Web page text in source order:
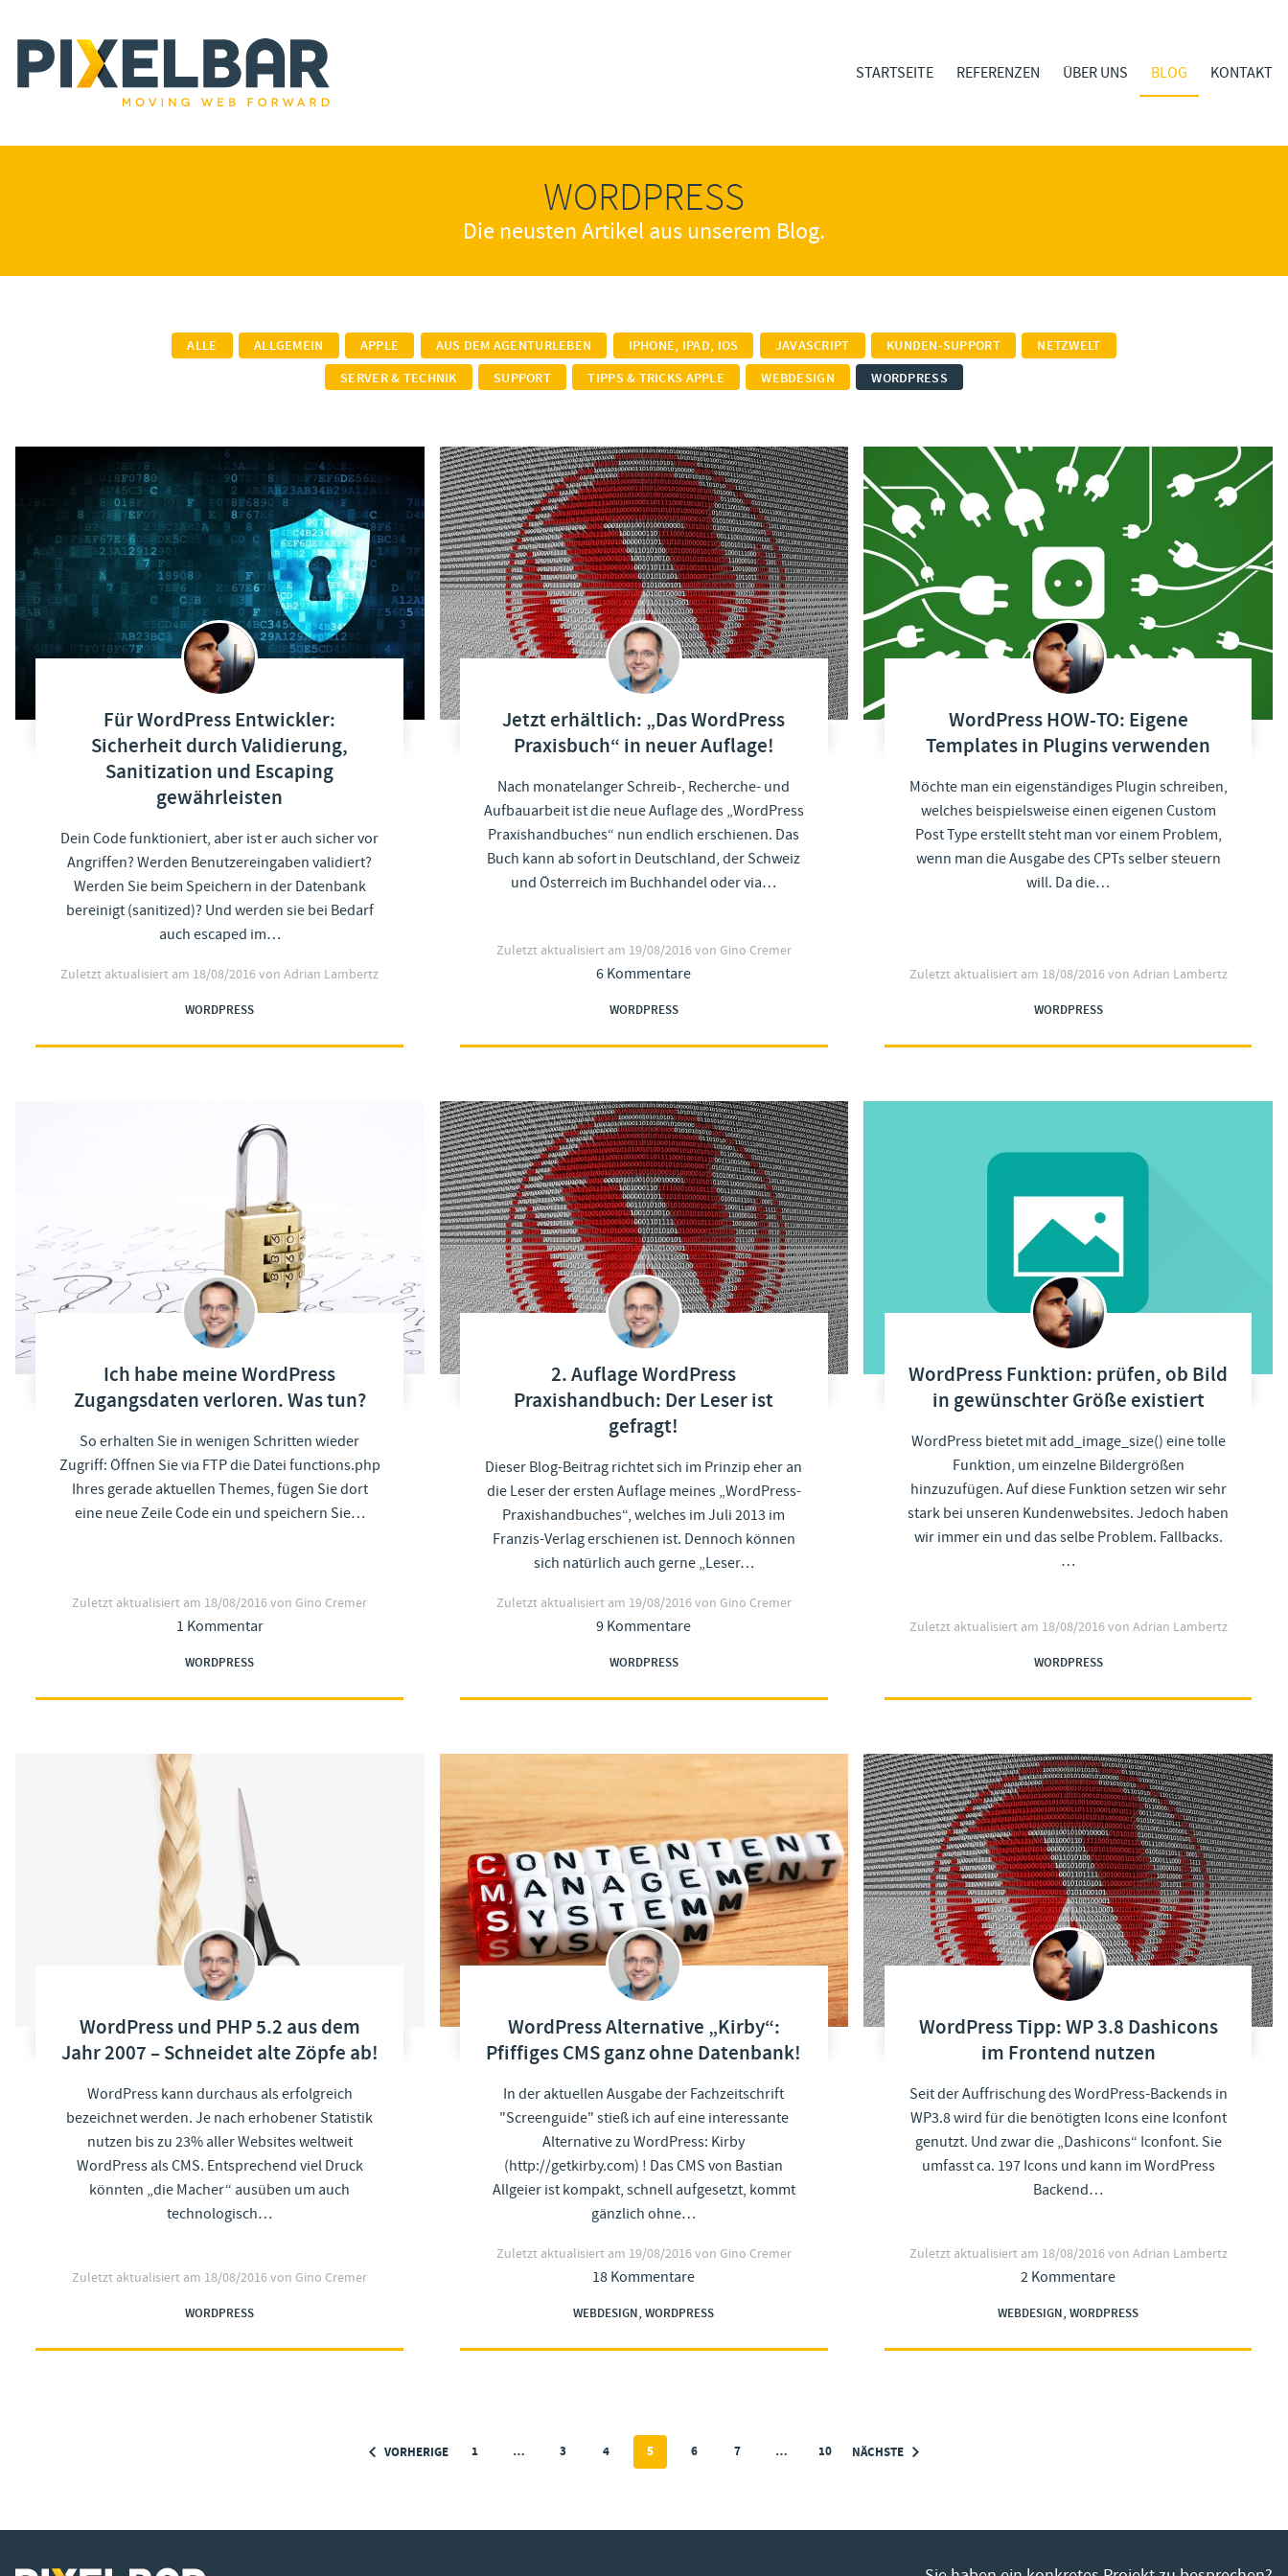
STARTSEITE REFERENZEN ÜBER UNS BLOG KONTAKT
WORDPRESS
Die neusten Artikel aus unserem Blog.
ALLE ALLGEMEIN APPLE AUS DEM AGENTURLEBEN IPHONE, IPAD, IOS JAVASCRIPT KUNDEN-SUPPORT
NETZWELT
SERVER & TECHNIK
SUPPORT TIPPS & TRICKS APPLE WEBDESIGN WORDPRESS
Für WordPress Entwickler:
Sicherheit durch Validierung,
Sanitization und Escaping
gewährleisten
Dein Code funktioniert, aber ist er auch sicher vor
Angriffen? Werden Benutzereingaben validiert?
Werden Sie beim Speichern in der Datenbank
bereinigt (sanitized)? Und werden sie bei Bedarf
auch escaped im…
Zuletzt aktualisiert am 18/08/2016von Adrian Lambertz
WORDPRESS
Jetzt erhältlich: „Das WordPress
Praxisbuch“ in neuer Auflage!
Nach monatelanger Schreib-, Recherche- und
Aufbauarbeit ist die neue Auflage des „WordPress
Praxishandbuches“ nun endlich erschienen. Das
Buch kann ab sofort in Deutschland, der Schweiz
und Österreich im Buchhandel oder via…
Zuletzt aktualisiert am 19/08/2016von Gino Cremer
6 Kommentare
WORDPRESS
WordPress HOW-TO: Eigene
Templates in Plugins verwenden
Möchte man ein eigenständiges Plugin schreiben,
welches beispielsweise einen eigenen Custom
Post Type erstellt steht man vor einem Problem,
wenn man die Ausgabe des CPTs selber steuern
will. Da die…
Zuletzt aktualisiert am 18/08/2016von Adrian Lambertz
WORDPRESS
Ich habe meine WordPress
Zugangsdaten verloren. Was tun?
So erhalten Sie in wenigen Schritten wieder
Zugriff: Öffnen Sie via FTP die Datei functions.php
Ihres gerade aktuellen Themes, fügen Sie dort
eine neue Zeile Code ein und speichern Sie…
Zuletzt aktualisiert am 18/08/2016von Gino Cremer
1 Kommentar
WORDPRESS
2. Auflage WordPress
Praxishandbuch: Der Leser ist
gefragt!
Dieser Blog-Beitrag richtet sich im Prinzip eher an
die Leser der ersten Auflage meines „WordPress-
Praxishandbuches“, welches im Juli 2013 im
Franzis-Verlag erschienen ist. Dennoch können
sich natürlich auch gerne „Leser…
Zuletzt aktualisiert am 19/08/2016von Gino Cremer
9 Kommentare
WORDPRESS
WordPress Funktion: prüfen, ob Bild
in gewünschter Größe existiert
WordPress bietet mit add_image_size() eine tolle
Funktion, um einzelne Bildergrößen
hinzuzufügen. Auf diese Funktion setzen wir sehr
stark bei unseren Kundenwebsites. Jedoch haben
wir immer ein und das selbe Problem. Fallbacks.
…
Zuletzt aktualisiert am 18/08/2016von Adrian Lambertz
WORDPRESS
WordPress und PHP 5.2 aus dem
Jahr 2007 – Schneidet alte Zöpfe ab!
WordPress kann durchaus als erfolgreich
bezeichnet werden. Je nach erhobener Statistik
nutzen bis zu 23% aller Websites weltweit
WordPress als CMS. Entsprechend viel Druck
könnten „die Macher“ ausüben um auch
technologisch…
Zuletzt aktualisiert am 18/08/2016von Gino Cremer
WORDPRESS
WordPress Alternative „Kirby“:
Pfiffiges CMS ganz ohne Datenbank!
In der aktuellen Ausgabe der Fachzeitschrift
"Screenguide" stieß ich auf eine interessante
Alternative zu WordPress: Kirby
(http://getkirby.com) ! Das CMS von Bastian
Allgeier ist kompakt, schnell aufgesetzt, kommt
gänzlich ohne…
Zuletzt aktualisiert am 19/08/2016von Gino Cremer
18 Kommentare
WEBDESIGN,WORDPRESS
WordPress Tipp: WP 3.8 Dashicons
im Frontend nutzen
Seit der Auffrischung des WordPress-Backends in
WP3.8 wird für die benötigten Icons eine Iconfont
genutzt. Und zwar die „Dashicons“ Iconfont. Sie
umfasst ca. 197 Icons und kann im WordPress
Backend…
Zuletzt aktualisiert am 18/08/2016von Adrian Lambertz
2 Kommentare
WEBDESIGN,WORDPRESS
VORHERIGE 1 … 3 4 5 6 7 … 10 NÄCHSTE